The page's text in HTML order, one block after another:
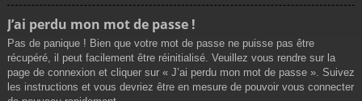
J’ai perdu mon mot de passe !
Pas de panique ! Bien que votre mot de passe ne puisse pas être
récupéré, il peut facilement être réinitialisé. Veuillez vous rendre sur la
page de connexion et cliquer sur « J’ai perdu mon mot de passe ». Suivez
les instructions et vous devriez être en mesure de pouvoir vous connecter